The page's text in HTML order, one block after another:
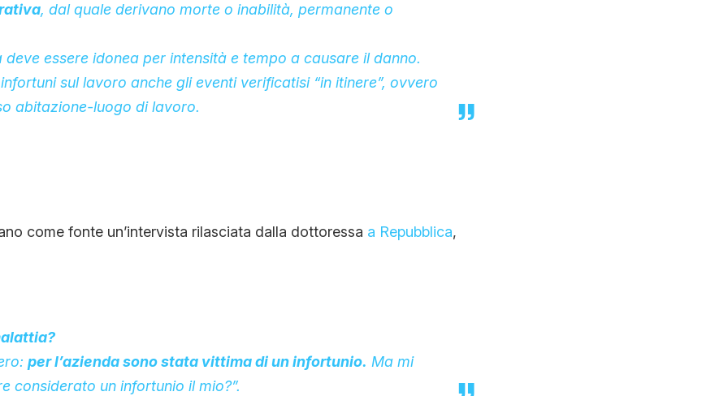
, dal quale derivano morte o inabilità, permanente o
essere idonea per intensità e tempo a causare il danno.
sul lavoro anche gli eventi verificatisi “in itinere”, ovvero
abitazione-luogo di lavoro.
come fonte un’intervista rilasciata dalla dottoressa a Repubblica,
per l’azienda sono stata vittima di un infortunio. Ma mi
considerato un infortunio il mio?”.